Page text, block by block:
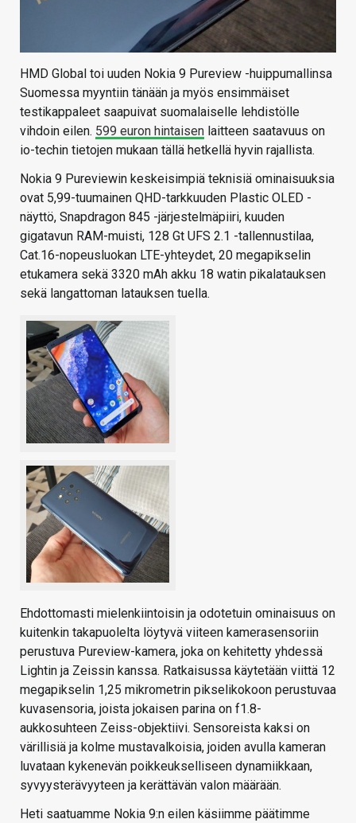
HMD Global toi uuden Nokia 9 Pureview -huippumallinsa
Suomessa myyntiin tänään ja myös ensimmäiset
testikappaleet saapuivat suomalaiselle lehdistölle
vihdoin eilen. 599 euron hintaisen laitteen saatavuus on
io-techin tietojen mukaan tällä hetkellä hyvin rajallista.
Nokia 9 Pureviewin keskeisimpiä teknisiä ominaisuuksia
ovat 5,99-tuumainen QHD-tarkkuuden Plastic OLED -
näyttö, Snapdragon 845 -järjestelmäpiiri, kuuden
gigatavun RAM-muisti, 128 Gt UFS 2.1 -tallennustilaa,
Cat.16-nopeusluokan LTE-yhteydet, 20 megapikselin
etukamera sekä 3320 mAh akku 18 watin pikalatauksen
sekä langattoman latauksen tuella.
Ehdottomasti mielenkiintoisin ja odotetuin ominaisuus on
kuitenkin takapuolelta löytyvä viiteen kamerasensoriin
perustuva Pureview-kamera, joka on kehitetty yhdessä
Lightin ja Zeissin kanssa. Ratkaisussa käytetään viittä 12
megapikselin 1,25 mikrometrin pikselikokoon perustuvaa
kuvasensoria, joista jokaisen parina on f1.8-
aukkosuhteen Zeiss-objektiivi. Sensoreista kaksi on
värillisiä ja kolme mustavalkoisia, joiden avulla kameran
luvataan kykenevän poikkeukselliseen dynamiikkaan,
syvyysterävyyteen ja kerättävän valon määrään.
Heti saatuamme Nokia 9:n eilen käsiimme päätimme